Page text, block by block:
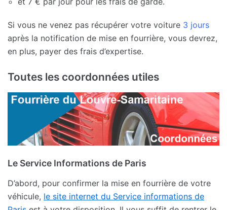
Si vous ne venez pas récupérer votre voiture 3 jours
après la notification de mise en fourrière, vous devrez,
en plus, payer des frais d’expertise.
Toutes les coordonnées utiles
Le Service Informations de Paris
D’abord, pour confirmer la mise en fourrière de votre
véhicule, le site internet du Service informations de